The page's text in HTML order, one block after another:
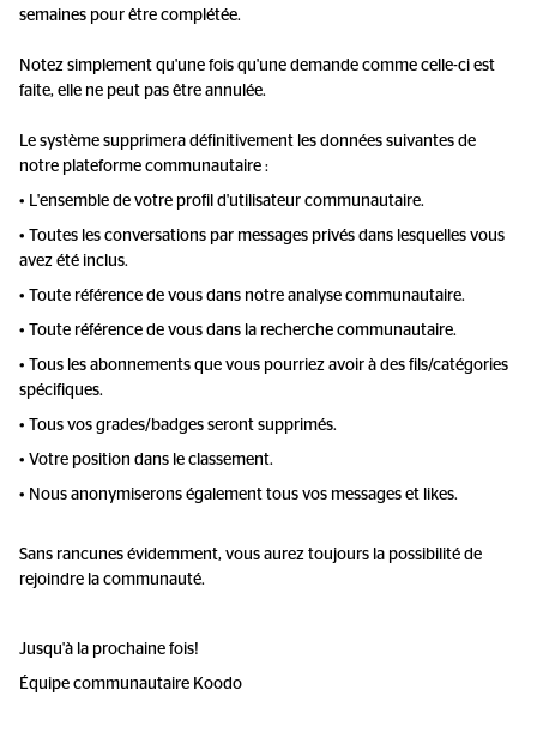
semaines pour être complétée.
Notez simplement qu'une fois qu'une demande comme celle-ci est
faite, elle ne peut pas être annulée.
Le système supprimera définitivement les données suivantes de
notre plateforme communautaire :
• L'ensemble de votre profil d'utilisateur communautaire.
• Toutes les conversations par messages privés dans lesquelles vous
avez été inclus.
• Toute référence de vous dans notre analyse communautaire.
• Toute référence de vous dans la recherche communautaire.
• Tous les abonnements que vous pourriez avoir à des fils/catégories
spécifiques.
• Tous vos grades/badges seront supprimés.
• Votre position dans le classement.
• Nous anonymiserons également tous vos messages et likes.
Sans rancunes évidemment, vous aurez toujours la possibilité de
rejoindre la communauté.
Jusqu'à la prochaine fois!
Équipe communautaire Koodo